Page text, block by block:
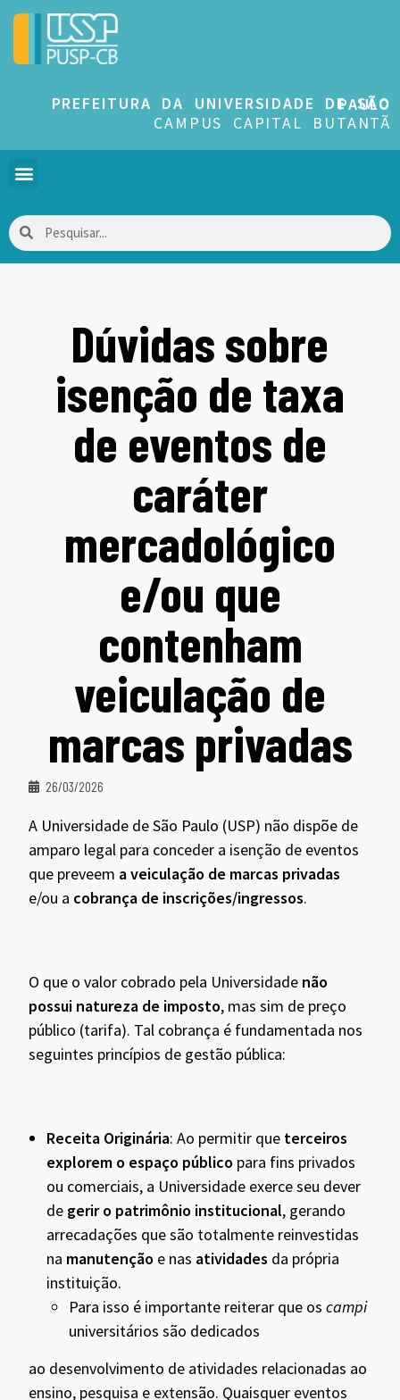
PREFEITURA DA UNIVERSIDADE DE SÃO PAULO
CAMPUS CAPITAL BUTANTÃ
Dúvidas sobre
isenção de taxa
de eventos de
caráter
mercadológico
e/ou que
contenham
veiculação de
marcas privadas
26/03/2026
A Universidade de São Paulo (USP) não dispõe de
amparo legal para conceder a isenção de eventos
que preveem a veiculação de marcas privadas
e/ou a cobrança de inscrições/ingressos.
O que o valor cobrado pela Universidade não
possui natureza de imposto, mas sim de preço
público (tarifa). Tal cobrança é fundamentada nos
seguintes princípios de gestão pública:
Receita Originária: Ao permitir que terceiros
explorem o espaço público para fins privados
ou comerciais, a Universidade exerce seu dever
de gerir o patrimônio institucional, gerando
arrecadações que são totalmente reinvestidas
na manutenção e nas atividades da própria
instituição.
Para isso é importante reiterar que oscampi
universitários são dedicados
ao desenvolvimento de atividades relacionadas ao
ensino, pesquisa e extensão. Quaisquer eventos